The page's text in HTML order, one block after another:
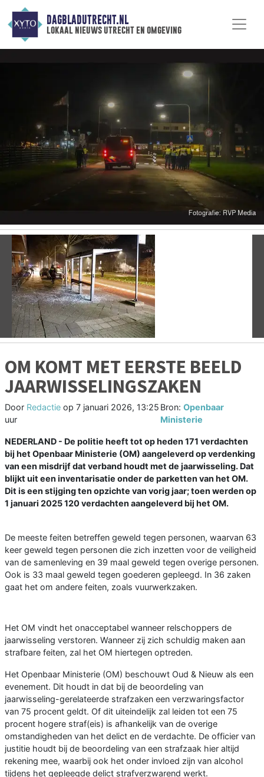
DAGBLADUTRECHT.NL
lokaal nieuws utrecht en omgeving
Vorige
OM KOMT MET EERSTE BEELD
JAARWISSELINGSZAKEN
Door Redactie op 7 januari 2026, 13:25
uur
Bron: Openbaar
Ministerie
NEDERLAND - De politie heeft tot op heden 171 verdachten
bij het Openbaar Ministerie (OM) aangeleverd op verdenking
van een misdrijf dat verband houdt met de jaarwisseling. Dat
blijkt uit een inventarisatie onder de parketten van het OM.
Dit is een stijging ten opzichte van vorig jaar; toen werden op
1 januari 2025 120 verdachten aangeleverd bij het OM.
De meeste feiten betreffen geweld tegen personen, waarvan 63
keer geweld tegen personen die zich inzetten voor de veiligheid
van de samenleving en 39 maal geweld tegen overige personen.
Ook is 33 maal geweld tegen goederen gepleegd. In 36 zaken
gaat het om andere feiten, zoals vuurwerkzaken.
Het OM vindt het onacceptabel wanneer relschoppers de
jaarwisseling verstoren. Wanneer zij zich schuldig maken aan
strafbare feiten, zal het OM hiertegen optreden.
Het Openbaar Ministerie (OM) beschouwt Oud & Nieuw als een
evenement. Dit houdt in dat bij de beoordeling van
jaarwisseling-gerelateerde strafzaken een verzwaringsfactor
van 75 procent geldt. Of dit uiteindelijk zal leiden tot een 75
procent hogere straf(eis) is afhankelijk van de overige
omstandigheden van het delict en de verdachte. De officier van
justitie houdt bij de beoordeling van een strafzaak hier altijd
rekening mee, waarbij ook het onder invloed zijn van alcohol
tijdens het gepleegde delict strafverzwarend werkt.